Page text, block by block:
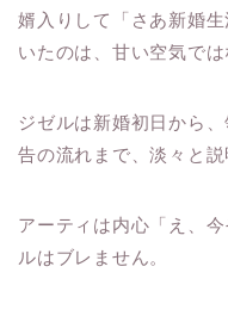
婿入りして「さあ新婚
いたのは、甘い空気では
ジゼルは新婚初日から
告の流れまで、淡々と説
アーティは内心「え、
ルはブレません。